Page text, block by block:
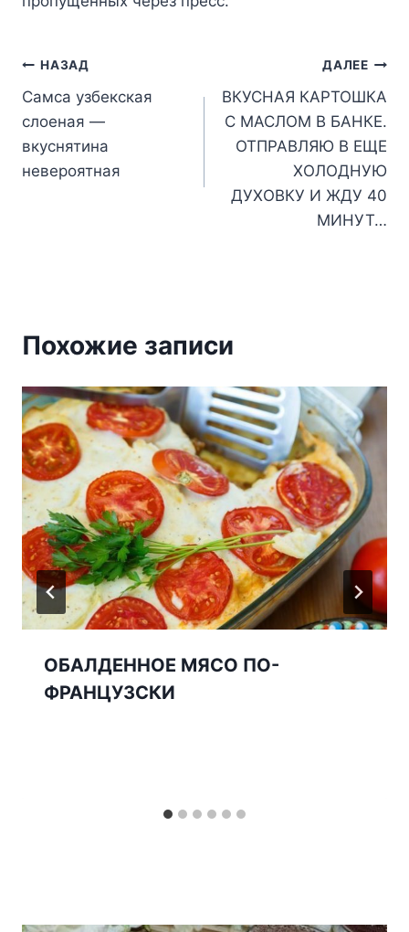
Навигация
по
записям
НАЗАД
Самса узбекская
слоеная —
вкуснятина
невероятная
ДАЛЕЕ
ВКУСНАЯ КАРТОШКА
С МАСЛОМ В БАНКЕ.
ОТПРАВЛЯЮ В ЕЩЕ
ХОЛОДНУЮ
ДУХОВКУ И ЖДУ 40
МИНУТ…
Похожие записи
ОБАЛДЕННОЕ МЯСО ПО-
ФРАНЦУЗСКИ